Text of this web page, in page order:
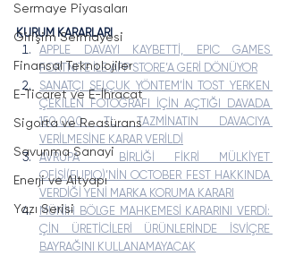
Sermaye Piyasaları
Girişim Sermayesi
Finansal Teknolojiler
E-Ticaret ve E-İhracat
Sigorta ve Reasürans
Savunma Sanayi
Enerji ve Altyapı
Yazı Serisi
KURUM KARARLARI
APPLE DAVAYI KAYBETTİ, EPIC GAMES
FORTNITE İLE APP STORE’A GERİ DÖNÜYOR
SANATÇI SELÇUK YÖNTEM’İN TOST YERKEN
ÇEKİLEN FOTOĞRAFI İÇİN AÇTIĞI DAVADA
150.000 TL TAZMİNATIN DAVACIYA
VERİLMESİNE KARAR VERİLDİ
AVRUPA  BİRLİĞİ FİKRİ MÜLKİYET
OFİSİ(EUPIO)’NİN OCTOBER FEST HAKKINDA
VERDİĞİ YENİ MARKA KORUMA KARARI
MÜNİH BÖLGE MAHKEMESİ KARARINI VERDİ:
ÇİN ÜRETİCİLERİ ÜRÜNLERİNDE İSVİÇRE
BAYRAĞINI KULLANAMAYACAK